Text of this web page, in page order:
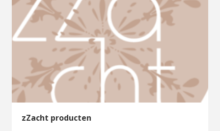
zZacht producten